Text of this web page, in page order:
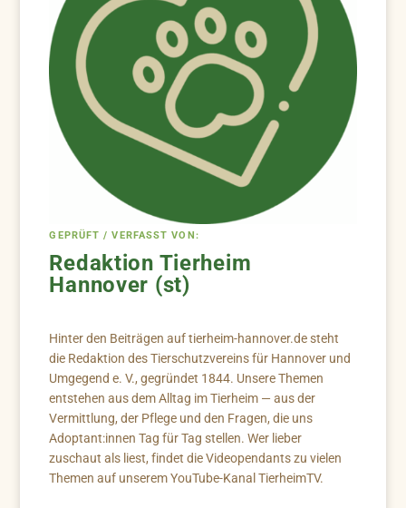
GEPRÜFT / VERFASST VON:
Redaktion Tierheim
Hannover (st)
Hinter den Beiträgen auf tierheim-hannover.de steht
die Redaktion des Tierschutzvereins für Hannover und
Umgegend e. V., gegründet 1844. Unsere Themen
entstehen aus dem Alltag im Tierheim — aus der
Vermittlung, der Pflege und den Fragen, die uns
Adoptant:innen Tag für Tag stellen. Wer lieber
zuschaut als liest, findet die Videopendants zu vielen
Themen auf unserem YouTube-Kanal TierheimTV.